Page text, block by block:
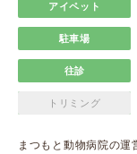
アイペット
駐車場
往診
トリミング
まつもと動物病院の運